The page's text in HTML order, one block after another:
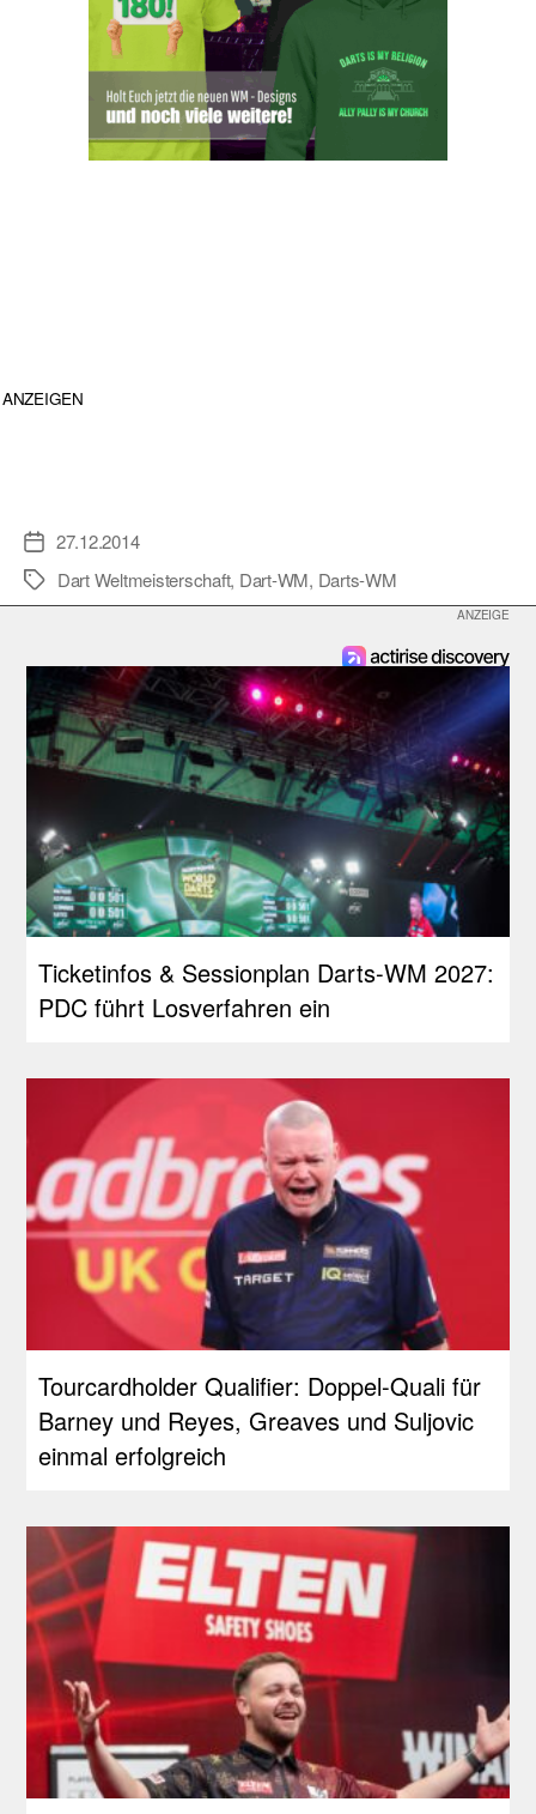
ANZEIGEN
Veröffentlichungsdatum
27.12.2014
Schlagwörter
Dart Weltmeisterschaft, Dart-WM, Darts-WM
Ticketinfos & Sessionplan Darts-WM 2027:
PDC führt Losverfahren ein
Tourcardholder Qualifier: Doppel-Quali für
Barney und Reyes, Greaves und Suljovic
einmal erfolgreich